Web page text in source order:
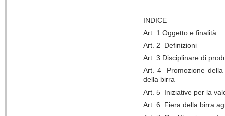
INDICE
Art. 1 Oggetto e finalità
Art. 2
Definizioni
Art. 3 Disciplinare di
Art. 4 Promozione della
della birra
Art. 5 Iniziative per la
Art. 6
Fiera della birra